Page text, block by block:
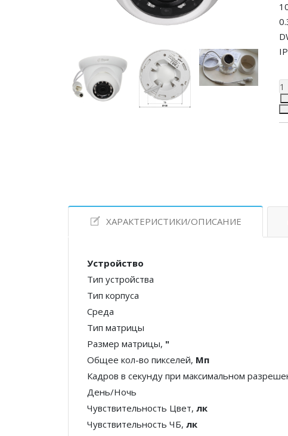
ХАРАКТЕРИСТИКИ/ОПИСАНИЕ
Устройство
Тип устройства
Тип корпуса
Среда
Тип матрицы
Размер матрицы, "
Общее кол-во пикселей, Мп
Кадров в секунду при максимальном
День/Ночь
Чувствительность Цвет, лк
Чувствительность ЧБ, лк